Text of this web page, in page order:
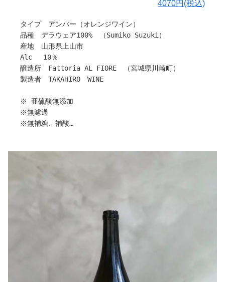
TAKAHIRO WINEさんは山形県を中心に高品質ワイン用葡
います。
〇醸造について
スチューベンの果皮を取り除き、果実のみを使用し、樹脂
タンクでゆっくり半年ほど寝かしせました。
ネオマスカットを加えることにより、フルーティーなフレ
ーバーを足して、非常に飲みやすく、乾杯の一杯に相応し
い味わいです。
引用：TAKAHIRO WINE
4070円(税込)
タイプ アンバー（オレンジワイン）
品種 デラウェア100% （Sumiko Suzuki）
産地 山形県上山市
Alc 10％
醸造所 Fattoria AL FIORE （宮城県川崎町）
製造者 TAKAHIRO WINE
※ 亜硫酸無添加
※無濾過
※無補糖、補酸
インのご紹介です！
ジューシーでデラウェアの完熟した果実のかおりが口いっ
グビグビと飲み切ってしまいそうですが、うま味を一口一
口楽しんでいきたいオレンジワインです。
最初は冷やして爽快な飲み心地を楽しんで頂き、後半に少
し温度帯を上げると果実味とコクが強調されワインのもつ